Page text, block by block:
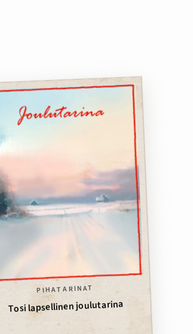
PIHATARINAT
Tosi lapsellinen joulutarina